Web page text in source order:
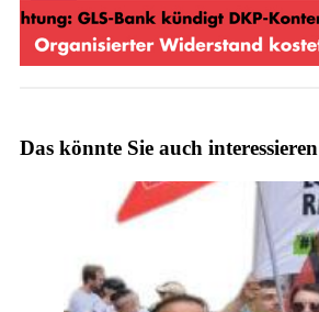
Das könnte Sie auch interessieren